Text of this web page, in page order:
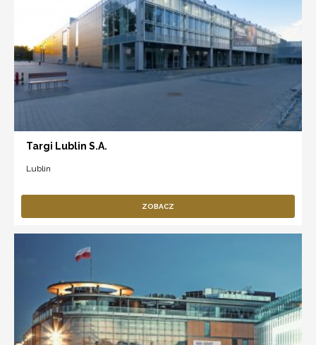
Targi Lublin S.A.
Lublin
ZOBACZ